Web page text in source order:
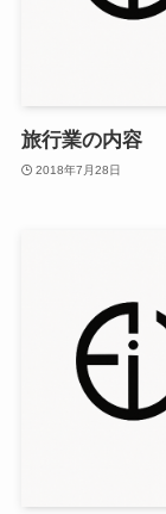
旅行業の内容
2018年7月28日